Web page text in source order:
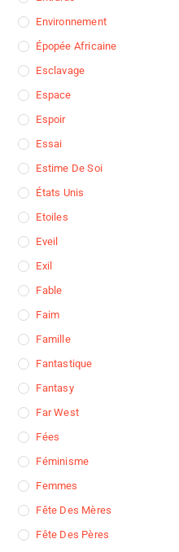
Environnement
Épopée Africaine
Esclavage
Espace
Espoir
Essai
Estime De Soi
États Unis
Etoiles
Eveil
Exil
Fable
Faim
Famille
Fantastique
Fantasy
Far West
Fées
Féminisme
Femmes
Fête Des Mères
Fête Des Pères